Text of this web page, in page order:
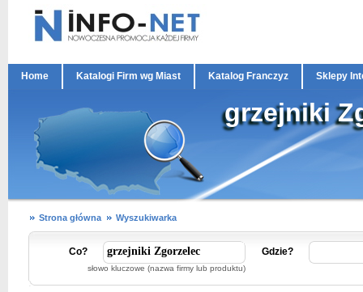
Home Katalogi Firm wg Miast Katalog Franczyz Sklepy
grzejniki
Strona główna Wyszukiwarka
Co?
słowo kluczowe (nazwa firmy lub produktu)
Gdzie?